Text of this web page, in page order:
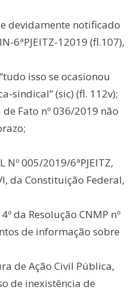
devidamente notificado
6ªPJEITZ-12019 (fl.107),
isso se ocasionou
sindical” (sic) (fl. 112v);
Fato nº 036/2019 não
Nº 005/2019/6ªPJEITZ,
da Constituição Federal,
da Resolução CNMP nº
de informação sobre
de Ação Civil Pública,
de inexistência de